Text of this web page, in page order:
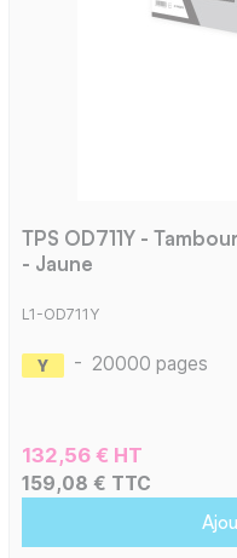
TPS OD711Y -
- Jaune
L1-OD711Y
- 20000 pages
132,56 € HT
159,08 € TTC